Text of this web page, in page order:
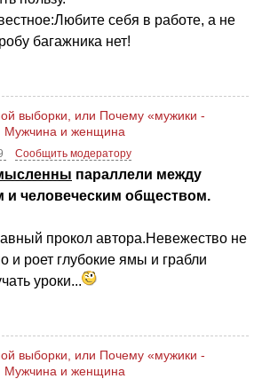
себя в работе, а не
багажника нет!
выборки, или Почему «мужики -
Мужчина и женщина
Сообщить модератору
параллели между
человеческим обществом.
прокол автора.Невежество не
и роет глубокие ямы и грабли
уроки...
выборки, или Почему «мужики -
Мужчина и женщина